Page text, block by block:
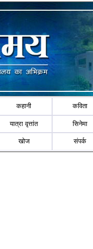
कहानी कविता
यात्रा वृत्तांत सिनेमा
खोज संपर्क